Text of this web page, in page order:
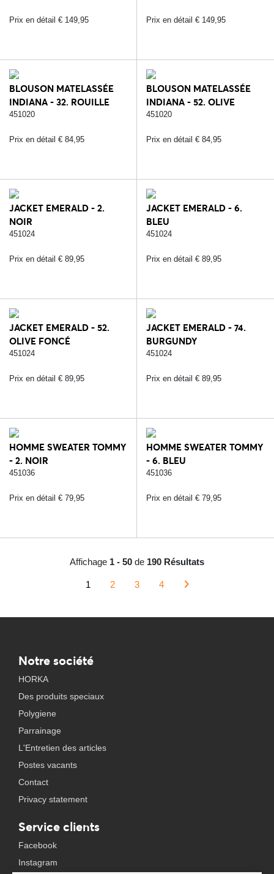
Prix en détail € 149,95 Prix en détail € 149,95
BLOUSON MATELASSÉE
INDIANA - 32. ROUILLE
ROUGE
451020
Prix en détail € 84,95
BLOUSON MATELASSÉE
INDIANA - 52. OLIVE
FONCÉ
451020
Prix en détail € 84,95
JACKET EMERALD - 2.
NOIR
451024
Prix en détail € 89,95
JACKET EMERALD - 6.
BLEU
451024
Prix en détail € 89,95
JACKET EMERALD - 52.
OLIVE FONCÉ
451024
Prix en détail € 89,95
JACKET EMERALD - 74.
BURGUNDY
451024
Prix en détail € 89,95
HOMME SWEATER TOMMY
- 2. NOIR
451036
Prix en détail € 79,95
HOMME SWEATER TOMMY
- 6. BLEU
451036
Prix en détail € 79,95
Affichage 1 - 50 de 190 Résultats
1 2 3 4
Notre société
HORKA
Des produits speciaux
Polygiene
Parrainage
L'Entretien des articles
Postes vacants
Contact
Privacy statement
Service clients
Facebook
Instagram